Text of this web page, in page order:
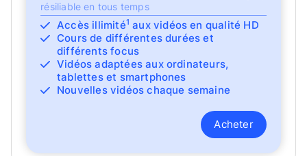
résiliable en tous temps
Accès illimité1 aux vidéos en qualité HD
Cours de différentes durées et
différents focus
Vidéos adaptées aux ordinateurs,
tablettes et smartphones
Nouvelles vidéos chaque semaine
Acheter